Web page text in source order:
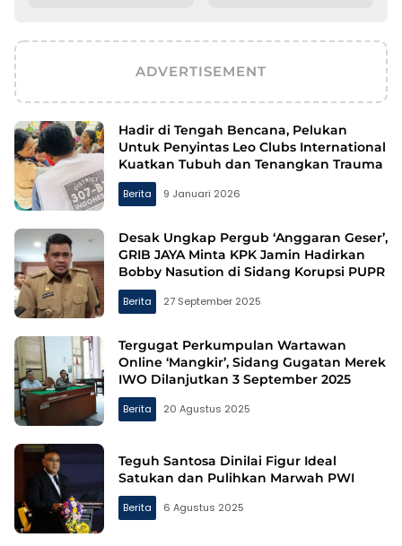
Percepatan
ADVERTISEMENT
Hadir di Tengah Bencana, Pelukan
Untuk Penyintas Leo Clubs International
Kuatkan Tubuh dan Tenangkan Trauma
Berita 9 Januari 2026
Desak Ungkap Pergub ‘Anggaran Geser’,
GRIB JAYA Minta KPK Jamin Hadirkan
Bobby Nasution di Sidang Korupsi PUPR
Berita 27 September 2025
Tergugat Perkumpulan Wartawan
Online ‘Mangkir’, Sidang Gugatan Merek
IWO Dilanjutkan 3 September 2025
Berita 20 Agustus 2025
Teguh Santosa Dinilai Figur Ideal
Satukan dan Pulihkan Marwah PWI
Berita 6 Agustus 2025